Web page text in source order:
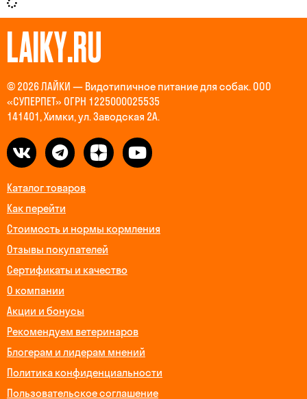
LAIKY.RU
© 2026 ЛАЙКИ — Видотипичное питание для собак. ООО
«СУПЕРПЕТ» ОГРН 1225000025535
141401, Химки, ул. Заводская 2А.
Каталог товаров
Как перейти
Стоимость и нормы кормления
Отзывы покупателей
Сертификаты и качество
О компании
Акции и бонусы
Рекомендуем ветеринаров
Блогерам и лидерам мнений
Политика конфиденциальности
Пользовательское соглашение